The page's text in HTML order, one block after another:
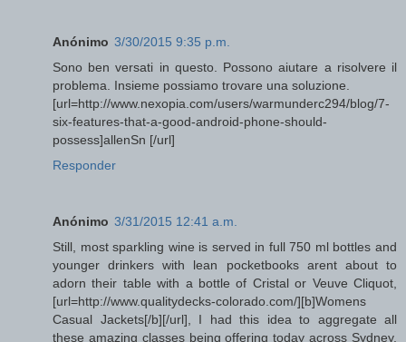
Anónimo 3/30/2015 9:35 p.m.
Sono ben versati in questo. Possono aiutare a risolvere il
problema. Insieme possiamo trovare una soluzione.
[url=http://www.nexopia.com/users/warmunderc294/blog/7-
six-features-that-a-good-android-phone-should-
possess]allenSn [/url]
Responder
Anónimo 3/31/2015 12:41 a.m.
Still, most sparkling wine is served in full 750 ml bottles and
younger drinkers with lean pocketbooks arent about to
adorn their table with a bottle of Cristal or Veuve Cliquot,
[url=http://www.qualitydecks-colorado.com/][b]Womens
Casual Jackets[/b][/url], I had this idea to aggregate all
these amazing classes being offering today across Sydney,